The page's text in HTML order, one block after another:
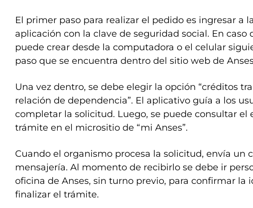
El primer paso para realizar el pedido es ingresar a
aplicación con la clave de seguridad social. En caso
puede crear desde la computadora o el celular
paso que se encuentra dentro del sitio web de
Una vez dentro, se debe elegir la opción “créditos
relación de dependencia”. El aplicativo guía a los
completar la solicitud. Luego, se puede consultar el
trámite en el micrositio de “mi Anses”.
Cuando el organismo procesa la solicitud, envía un
mensajería. Al momento de recibirlo se debe ir
oficina de Anses, sin turno previo, para confirmar la
finalizar el trámite.